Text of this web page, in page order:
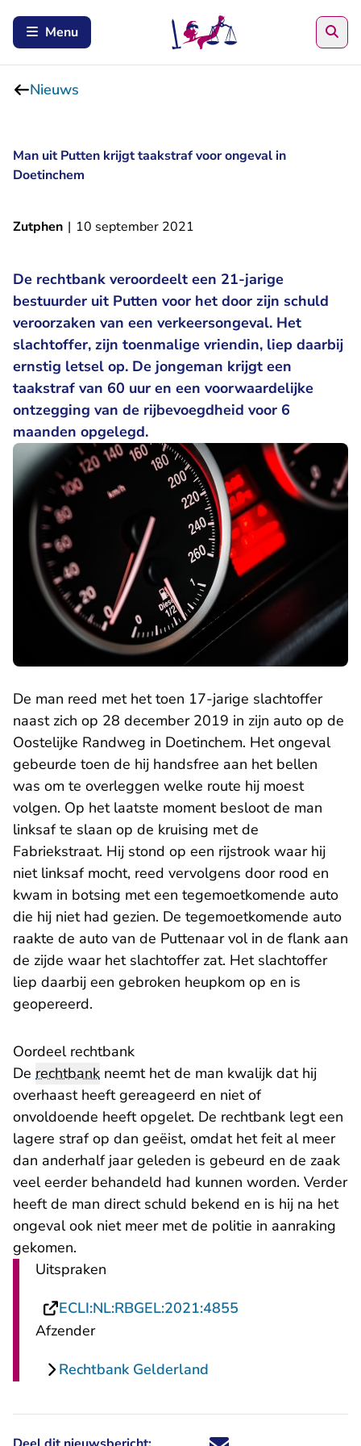
Menu
Nieuws
Man uit Putten krijgt taakstraf voor ongeval in
Doetinchem
Zutphen | 10 september 2021
De rechtbank veroordeelt een 21-jarige
bestuurder uit Putten voor het door zijn schuld
veroorzaken van een verkeersongeval. Het
slachtoffer, zijn toenmalige vriendin, liep daarbij
ernstig letsel op. De jongeman krijgt een
taakstraf van 60 uur en een voorwaardelijke
ontzegging van de rijbevoegdheid voor 6
maanden opgelegd.
De man reed met het toen 17-jarige slachtoffer
naast zich op 28 december 2019 in zijn auto op de
Oostelijke Randweg in Doetinchem. Het ongeval
gebeurde toen de hij handsfree aan het bellen
was om te overleggen welke route hij moest
volgen. Op het laatste moment besloot de man
linksaf te slaan op de kruising met de
Fabriekstraat. Hij stond op een rijstrook waar hij
niet linksaf mocht, reed vervolgens door rood en
kwam in botsing met een tegemoetkomende auto
die hij niet had gezien. De tegemoetkomende auto
raakte de auto van de Puttenaar vol in de flank aan
de zijde waar het slachtoffer zat. Het slachtoffer
liep daarbij een gebroken heupkom op en is
geopereerd.
Oordeel rechtbank
De rechtbank neemt het de man kwalijk dat hij
overhaast heeft gereageerd en niet of
onvoldoende heeft opgelet. De rechtbank legt een
lagere straf op dan geëist, omdat het feit al meer
dan anderhalf jaar geleden is gebeurd en de zaak
veel eerder behandeld had kunnen worden. Verder
heeft de man direct schuld bekend en is hij na het
ongeval ook niet meer met de politie in aanraking
gekomen.
Uitspraken
ECLI:NL:RBGEL:2021:4855
Afzender
Rechtbank Gelderland